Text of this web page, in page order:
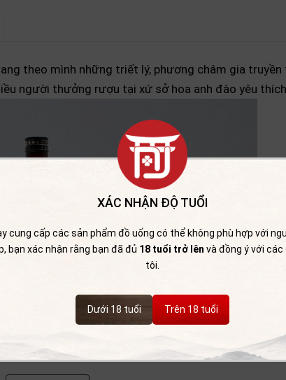
theo mình những triết lý, phương châm gia truyền
người thưởng rượu tại xứ sở hoa anh đào yêu
XÁC NHẬN ĐỘ TUỔI
cung cấp các sản phẩm đồ uống có thể không phù hợp với
bạn xác nhận rằng bạn đã đủ 18 tuổi trở lên và đồng ý với
tôi.
Dưới 18 tuổi Trên 18 tuổi